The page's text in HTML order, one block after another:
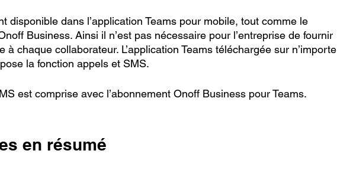
disponible dans l’application Teams pour mobile, tout comme le
Business. Ainsi il n’est pas nécessaire pour l’entreprise de fournir
à chaque collaborateur. L’application Teams téléchargée sur n’importe
la fonction appels et SMS.
est comprise avec l’abonnement Onoff Business pour Teams.
en résumé